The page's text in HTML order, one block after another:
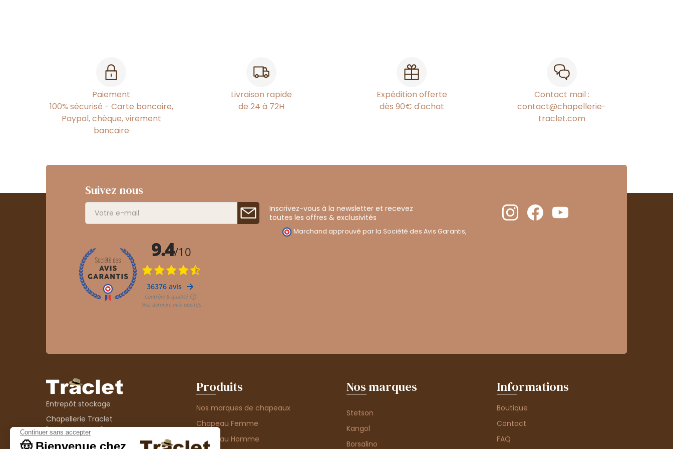
Paiement
100% sécurisé - Carte bancaire,
Paypal, chèque, virement
bancaire
Livraison rapide
de 24 à 72H
Expédition offerte
dès 90€ d'achat
Contact mail :
contact@chapellerie-
traclet.com
Suivez nous
Inscrivez-vous à la newsletter et recevez
toutes les offres & exclusivités
Marchand approuvé par la Société des Avis Garantis, .
Entrepôt stockage
Chapellerie Traclet
14 Impasse Bardin
42300 Roanne
Produits
Nos marques de chapeaux
Chapeau Femme
Chapeau Homme
Nos marques
Stetson
Kangol
Borsalino
Informations
Boutique
Contact
FAQ